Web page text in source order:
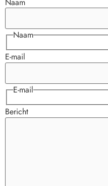
Naam
E-mail
E-mail
Bericht